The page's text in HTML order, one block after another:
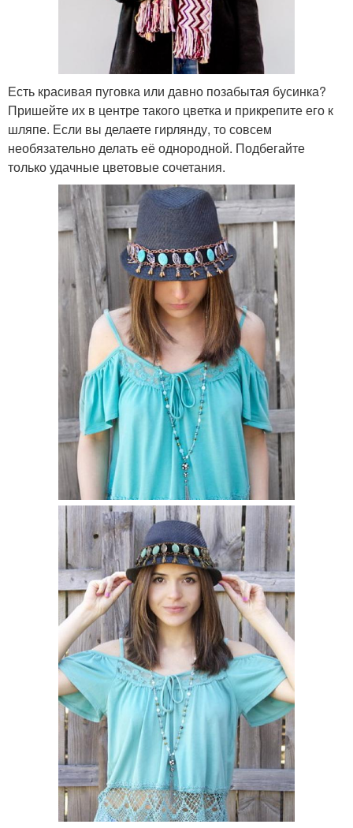
Есть красивая пуговка или давно позабытая бусинка?
Пришейте их в центре такого цветка и прикрепите его к
шляпе. Если вы делаете гирлянду, то совсем
необязательно делать её однородной. Подбегайте
только удачные цветовые сочетания.